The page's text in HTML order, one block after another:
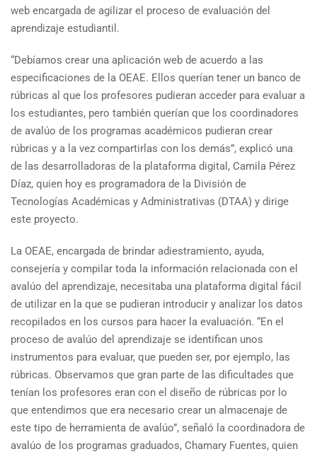
web encargada de agilizar el proceso de evaluación del
aprendizaje estudiantil.
“Debíamos crear una aplicación web de acuerdo a las
especificaciones de la OEAE. Ellos querían tener un banco de
rúbricas al que los profesores pudieran acceder para evaluar a
los estudiantes, pero también querían que los coordinadores
de avalúo de los programas académicos pudieran crear
rúbricas y a la vez compartirlas con los demás”, explicó una
de las desarrolladoras de la plataforma digital, Camila Pérez
Díaz, quien hoy es programadora de la División de
Tecnologías Académicas y Administrativas (DTAA) y dirige
este proyecto.
La OEAE, encargada de brindar adiestramiento, ayuda,
consejería y compilar toda la información relacionada con el
avalúo del aprendizaje, necesitaba una plataforma digital fácil
de utilizar en la que se pudieran introducir y analizar los datos
recopilados en los cursos para hacer la evaluación. “En el
proceso de avalúo del aprendizaje se identifican unos
instrumentos para evaluar, que pueden ser, por ejemplo, las
rúbricas. Observamos que gran parte de las dificultades que
tenían los profesores eran con el diseño de rúbricas por lo
que entendimos que era necesario crear un almacenaje de
este tipo de herramienta de avalúo”, señaló la coordinadora de
avalúo de los programas graduados, Chamary Fuentes, quien